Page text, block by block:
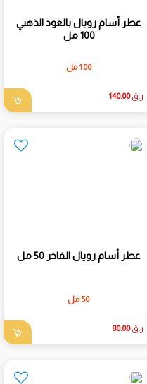
عطر أسام رويال بالعود الذهبي
100 مل
100 مل
ر.ق140.00
عطر أسام رويال الفاخر 50 مل
50 مل
ر.ق80.00